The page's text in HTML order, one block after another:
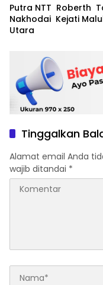
Putra NTT Roberth
Nakhodai Kejati
Utara
Tinggalkan
Alamat email Anda
wajib ditandai *